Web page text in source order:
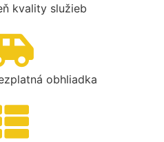
kvality služieb
obhliadka